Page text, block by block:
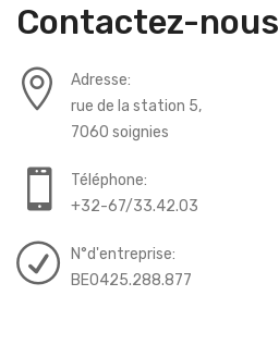
Contactez-nous
Adresse:
rue de la station 5,
7060 soignies
Téléphone:
+32-67/33.42.03
N°d'entreprise:
BE0425.288.877